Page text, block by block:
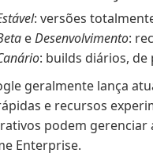
: versões
eDesenvolvimento:
: builds diários,
geralmente lança
e recursos
podem gerenciar
Enterprise.